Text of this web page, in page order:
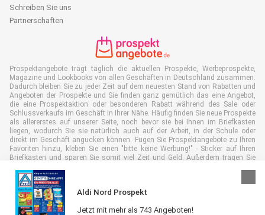
Aldi Nord Prospekt
Jetzt mit mehr als 743 Angeboten!
Schreiben Sie uns
Partnerschaften
Prospektangebote trägt täglich die aktuellen Prospekte, Werbeprospekte,
Magazine und Lookbooks von allen Geschäften in Deutschland zusammen.
Dadurch bleiben Sie zu jeder Zeit auf dem neuesten Stand von Rabatten und
Angeboten der Prospekte und Sie finden ganz gemütlich das eine Angebot,
die eine Prospektaktion oder besonderen Rabatt während des Sale oder
Schlussverkaufs im Geschäft in Ihrer Nähe. Häufig finden Sie neue Prospekte
als allererstes auf unserer Seite, noch bevor sie bei Ihnen im Briefkasten
liegen, wodurch Sie sie natürlich auch auf der Arbeit, in der Schule oder
direkt im Geschäft angucken können. Fügen Sie Prospektangebote zu Ihren
Favoriten hinzu, kleben Sie einen "bitte keine Werbung!" - Sticker auf Ihren
Briefkasten und sparen Sie somit viel Zeit und Geld. Außerdem tragen Sie
ist.